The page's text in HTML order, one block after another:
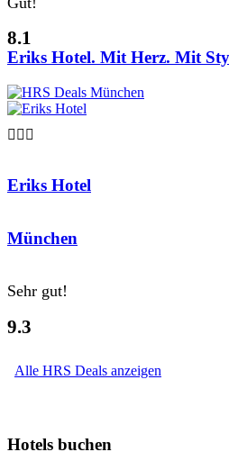
8.1
Eriks Hotel. Mit Herz. Mit

Eriks Hotel
München
Sehr gut!
9.3
Alle HRS Deals anzeigen
Hotels buchen